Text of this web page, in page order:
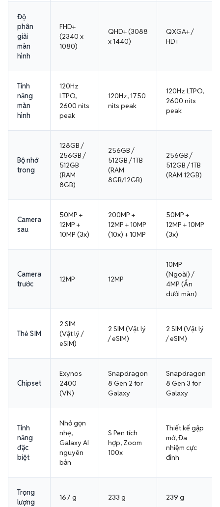
Độ
phân
giải
màn
hình
FHD+
(2340 x
1080)
QHD+ (3088
x 1440)
QXGA+ /
HD+
Tính
năng
màn
hình
120Hz
LTPO,
2600 nits
peak
120Hz, 1750
nits peak
120Hz LTPO,
2600 nits
peak
Bộ nhớ
trong
128GB /
256GB /
512GB
(RAM
8GB)
256GB /
512GB / 1TB
(RAM
8GB/12GB)
256GB /
512GB / 1TB
(RAM 12GB)
Camera
sau
50MP +
12MP +
10MP (3x)
200MP +
12MP + 10MP
(10x) + 10MP
50MP +
12MP + 10MP
(3x)
Camera
trước
12MP 12MP
10MP
(Ngoài) /
4MP (Ẩn
dưới màn)
Thẻ SIM
2 SIM
(Vật lý /
eSIM)
2 SIM (Vật lý
/ eSIM)
2 SIM (Vật lý
/ eSIM)
Chipset
Exynos
2400
(VN)
Snapdragon
8 Gen 2 for
Galaxy
Snapdragon
8 Gen 3 for
Galaxy
Tính
năng
đặc
biệt
Nhỏ gọn
nhẹ,
Galaxy AI
nguyên
bản
S Pen tích
hợp, Zoom
100x
Thiết kế gập
mở, Đa
nhiệm cực
đỉnh
Trọng
lượng
167 g 233 g 239 g